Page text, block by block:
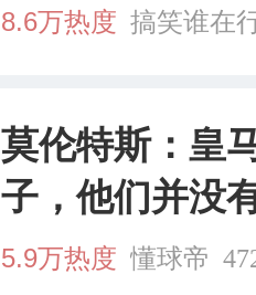
8.6万热度 搞笑谁在
莫伦特斯：皇
子，他们并没
5.9万热度 懂球帝